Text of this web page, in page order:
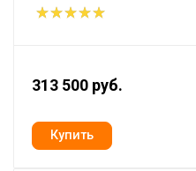
313 500 руб.